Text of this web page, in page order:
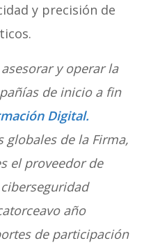
y precisión de
y operar la
de inicio a fin
Digital.
globales de la Firma,
el proveedor de
año
de participación